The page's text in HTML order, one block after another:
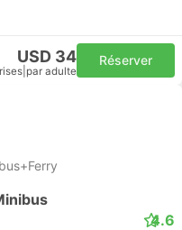
USD 34
par adulte
Réserver
4.6